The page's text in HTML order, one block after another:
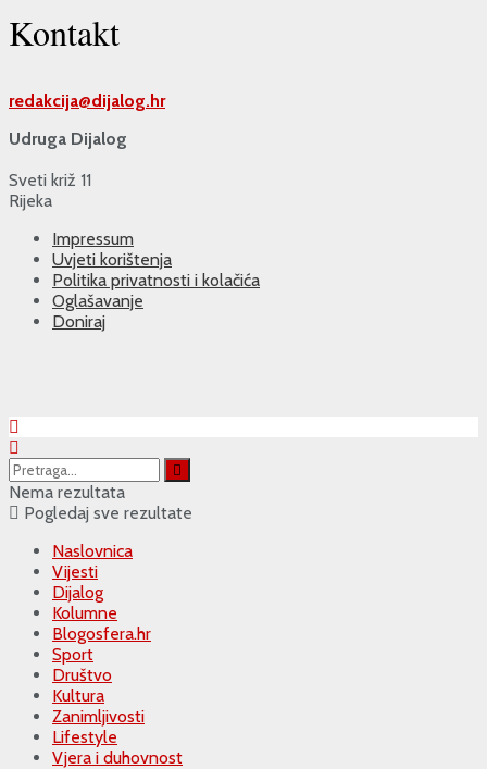
Kontakt
redakcija@dijalog.hr
Udruga Dijalog
Sveti križ 11
Rijeka
Impressum
Uvjeti korištenja
Politika privatnosti i kolačića
Oglašavanje
Doniraj
Nema rezultata
Pogledaj sve rezultate
Naslovnica
Vijesti
Dijalog
Kolumne
Blogosfera.hr
Sport
Društvo
Kultura
Zanimljivosti
Lifestyle
Vjera i duhovnost